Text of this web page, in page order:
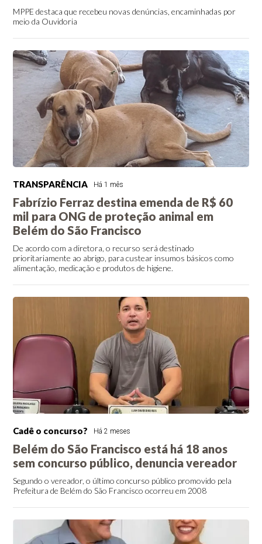
MPPE destaca que recebeu novas denúncias, encaminhadas por
meio da Ouvidoria
TRANSPARÊNCIA Há 1 mês
Fabrízio Ferraz destina emenda de R$ 60
mil para ONG de proteção animal em
Belém do São Francisco
De acordo com a diretora, o recurso será destinado
prioritariamente ao abrigo, para custear insumos básicos como
alimentação, medicação e produtos de higiene.
Cadê o concurso? Há 2 meses
Belém do São Francisco está há 18 anos
sem concurso público, denuncia vereador
Segundo o vereador, o último concurso público promovido pela
Prefeitura de Belém do São Francisco ocorreu em 2008